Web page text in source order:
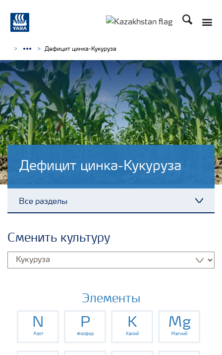
Поиск
Дефицит цинка-Кукуруза
Все разделы
Культуры
Инструменты и сервисы
Хранение удобрений и их безопасность
Дефицит цинка-Кукуруза
Сменить культуру
Элементы
N
Азот
P
Фосфор
K
Калий
Mg
Магний